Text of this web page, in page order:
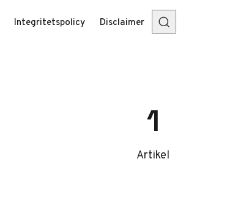
Integritetspolicy Disclaimer
1
Artikel